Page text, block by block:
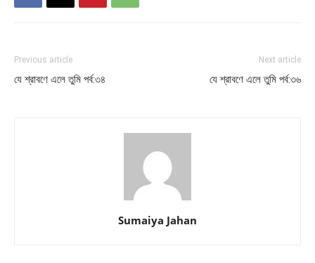
Previous article
যে শ্রাবণে এলে তুমি পর্ব:৩৪
Next article
যে শ্রাবণে এলে তুমি পর্ব:৩৬
Sumaiya Jahan